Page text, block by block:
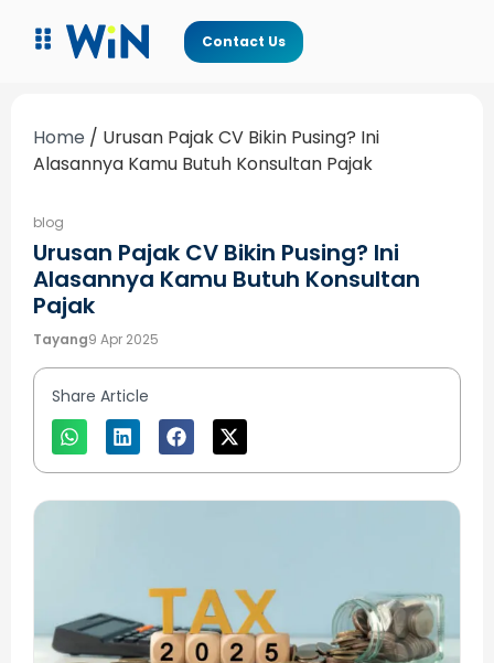
Contact Us
Home / Urusan Pajak CV Bikin Pusing? Ini
Alasannya Kamu Butuh Konsultan Pajak
blog
Urusan Pajak CV Bikin Pusing? Ini
Alasannya Kamu Butuh Konsultan
Pajak
Tayang9 Apr 2025
Share Article